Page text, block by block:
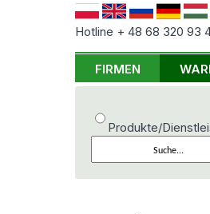
Hotline + 48 68 320 93
FIRMEN
Produkte/